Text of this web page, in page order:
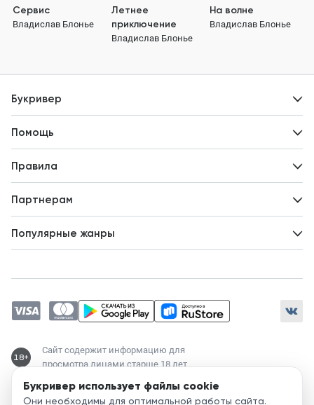
Букривер использует файлы cookie
Они необходимы для оптимальной работы сайта.
Сервис
Владислав Блонье
Летнее
приключение
Владислав Блонье
На волне
Владислав Блонье
Букривер
Новости
Помощь
Правила
Партнерам
Популярные жанры
Магические академии
Современный любовный роман
Любовное фэнтези
18+
Сайт содержит информацию для
просмотра лицами старше 18 лет
Служба поддержки:
support@bookriver.ru